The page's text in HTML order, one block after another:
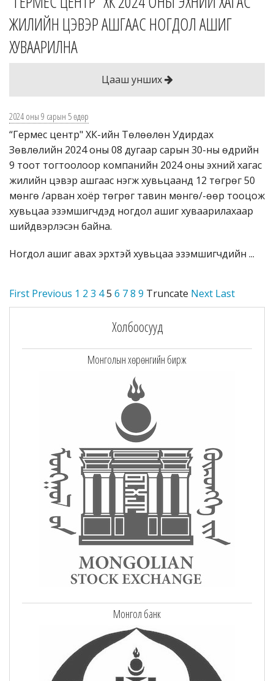
ЖИЛИЙН ЦЭВЭР АШГААС НОГДОЛ АШИГ
ХУВААРИЛНА
Цааш унших
2024 оны 9 сарын 5 өдөр
“Гермес центр" ХК-ийн Төлөөлөн Удирдах
Зөвлөлийн 2024 оны 08 дугаар сарын 30-ны өдрийн
9 тоот тогтоолоор компанийн 2024 оны эхний хагас
жилийн цэвэр ашгаас нэгж хувьцаанд 12 төгрөг 50
мөнгө /арван хоёр төгрөг тавин мөнгө/-өөр тооцож
хувьцаа эзэмшигчдэд ногдол ашиг хуваарилахаар
шийдвэрлэсэн байна.
Ногдол ашиг авах эрхтэй хувьцаа эзэмшигчдийн ...
First Previous 1 2 3 45 6 78 9 Truncate Next Last
Холбоосууд
Монголын хөрөнгийн бирж
Монгол банк